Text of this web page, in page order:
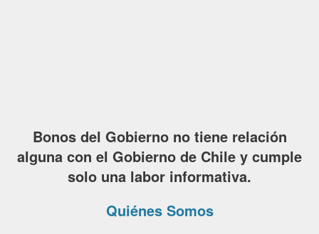
Bonos del Gobierno no tiene relación
alguna con el Gobierno de Chile y cumple
solo una labor informativa.
Quiénes Somos